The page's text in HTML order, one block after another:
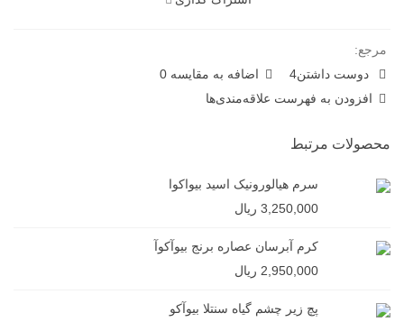
مرجع:
دوست داشتن4 اضافه به مقایسه 0
افزودن به فهرست علاقه‌مندی‌ها
محصولات مرتبط
سرم هیالورونیک اسید بیواکوا
3,250,000 ریال
کرم آبرسان عصاره برنج بیوآکوآ
2,950,000 ریال
پچ زیر چشم گیاه سنتلا بیوآکو